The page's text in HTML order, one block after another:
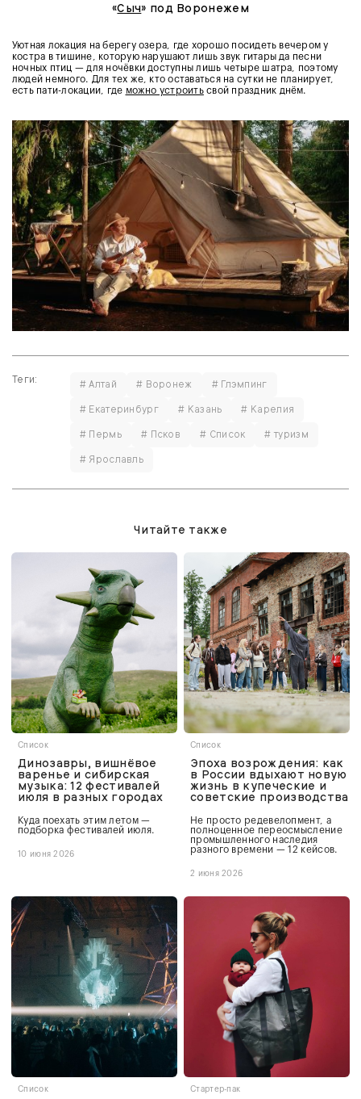
«Сыч» под Воронежем
Уютная локация на берегу озера, где хорошо посидеть вечером у
костра в тишине, которую нарушают лишь звук гитары да песни
ночных птиц — для ночёвки доступны лишь четыре шатра, поэтому
людей немного. Для тех же, кто оставаться на сутки не планирует,
есть пати-локации, где можно устроитьсвой праздник днём.
Теги: # Алтай # Воронеж
# Глэмпинг
# Екатеринбург
# Казань
# Карелия
# Пермь
# Псков # Список
# туризм
# Ярославль
Читайте также
Список
Динозавры, вишнёвое
варенье и сибирская
музыка: 12 фестивалей
июля в разных городах
Куда поехать этим летом —
подборка фестивалей июля.
10 июня 2026
Список
Эпоха возрождения: как
в России вдыхают новую
жизнь в купеческие и
советские производства
Не просто редевелопмент, а
полноценное переосмысление
промышленного наследия
разного времени — 12 кейсов.
2 июня 2026
Список Стартер-пак